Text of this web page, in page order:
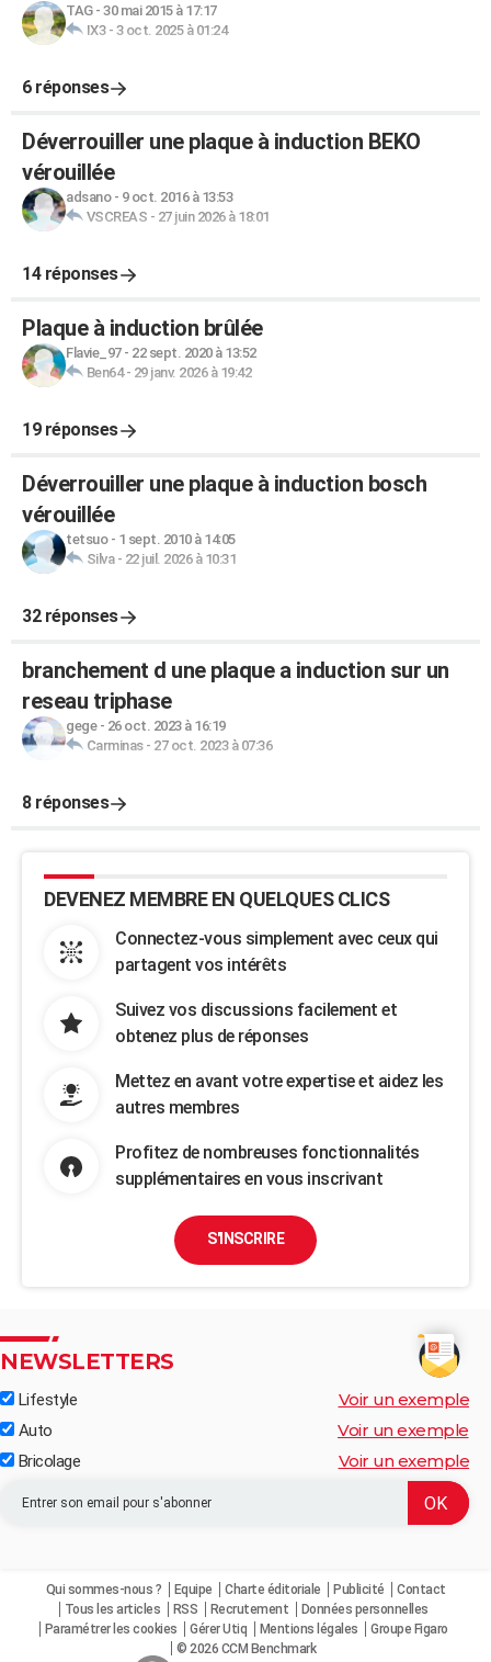
TAG- 30 mai 2015 à 17:17
IX3- 3 oct. 2025 à 01:24
6 réponses
Déverrouiller une plaque à induction BEKO
vérouillée
adsano- 9 oct. 2016 à 13:53
VSCREAS - 27 juin 2026 à 18:01
14 réponses
Plaque à induction brûlée
Flavie_97- 22 sept. 2020 à 13:52
Ben64- 29 janv. 2026 à 19:42
19 réponses
Déverrouiller une plaque à induction bosch
vérouillée
tetsuo- 1 sept. 2010 à 14:05
Silva- 22 juil. 2026 à 10:31
32 réponses
branchement d une plaque a induction sur un
reseau triphase
gege- 26 oct. 2023 à 16:19
Carminas- 27 oct. 2023 à 07:36
8 réponses
DEVENEZ MEMBRE EN QUELQUES CLICS
Connectez-vous simplement avec ceux qui
partagent vos intérêts
Suivez vos discussions facilement et
obtenez plus de réponses
Mettez en avant votre expertise et aidez les
autres membres
Profitez de nombreuses fonctionnalités
supplémentaires en vous inscrivant
S'INSCRIRE
NEWSLETTERS
Lifestyle Voir un exemple
Auto Voir un exemple
Bricolage Voir un exemple
Qui sommes-nous ? Equipe Charte éditoriale Publicité
Contact
Tous les articles
RSS Recrutement
Données personnelles
Paramétrer les cookies
Gérer Utiq Mentions légales
Groupe Figaro
© 2026 CCM Benchmark